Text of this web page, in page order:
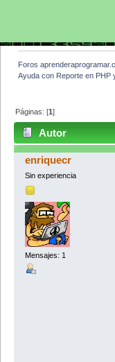
Foros
Ayuda con Reporte en PHP
Páginas: [1]
Autor
enriquecr
Sin experiencia
Mensajes: 1